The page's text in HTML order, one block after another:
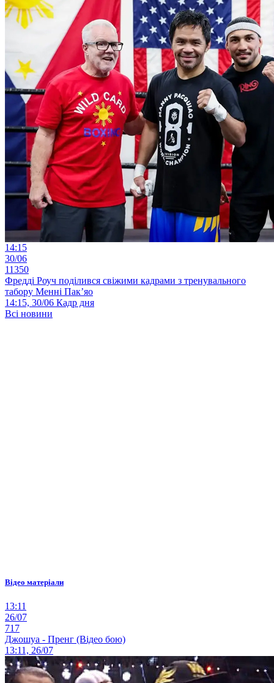
14:15
30/06
11350
Фредді Роуч поділився свіжими кадрами з тренувального
табору Менні Пак’яо
14:15, 30/06 Кадр дня
Всі новини
Відео матеріали
13:11
26/07
717
Джошуа - Пренг (Відео бою)
13:11, 26/07